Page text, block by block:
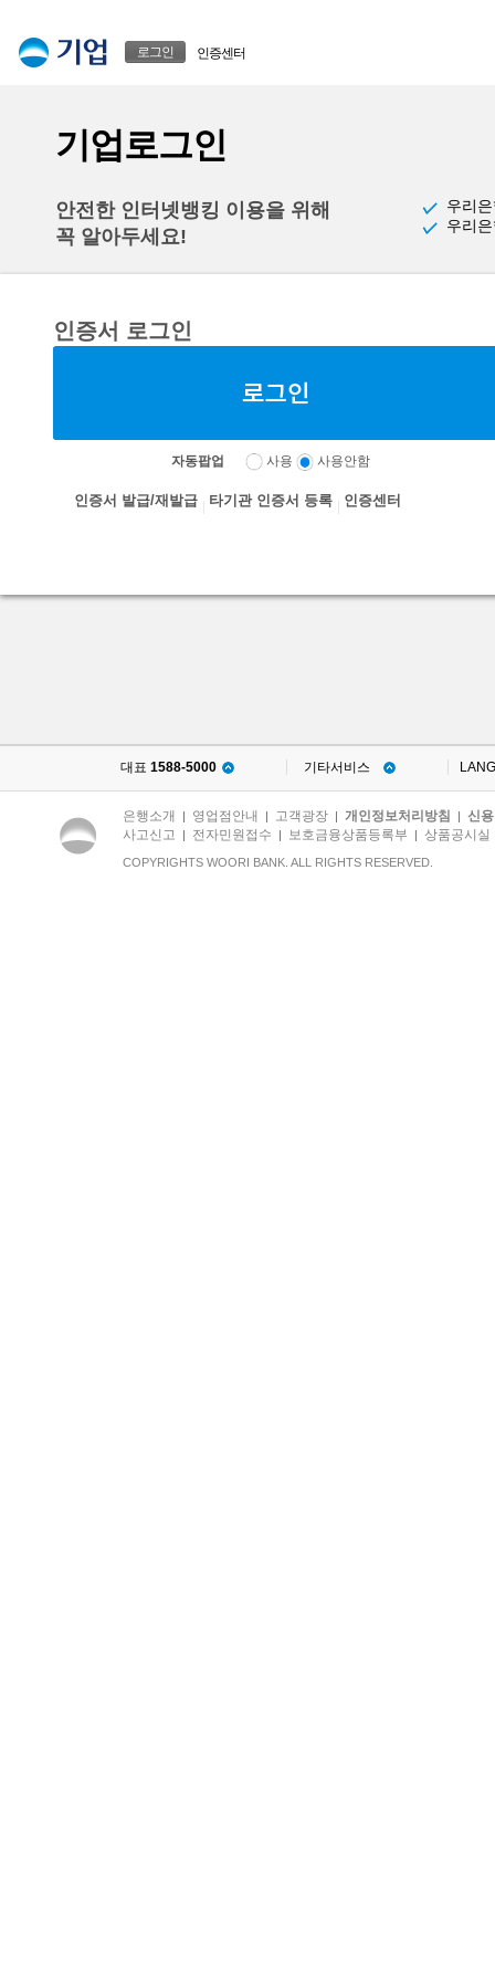
로그인 인증센터
기업로그인
안전한 인터넷뱅킹 이용을 위해
꼭 알아두세요!
우리
우리
인증서 로그인
자동팝업 사용 사용안함
인증서 발급/재발급 타기관 인증서 등록 인증센터
대표 1588-5000 기타서비스
은행소개 | 영업점안내 | 고객광장 | 개인정보처리방침 | 신
사고신고 | 전자민원접수 | 보호금융상품등록부 | 상품공시실
COPYRIGHTS WOORI BANK. ALL RIGHTS RESERVED.